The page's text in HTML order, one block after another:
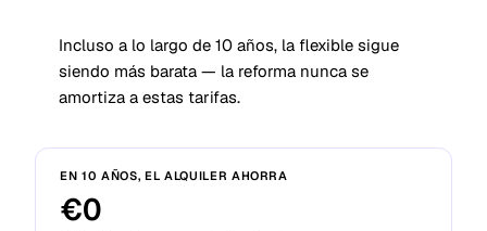
Incluso a lo largo de 10 años, la flexible sigue
siendo más barata — la reforma nunca se
amortiza a estas tarifas.
EN 10 AÑOS, EL ALQUILER AHORRA
€0